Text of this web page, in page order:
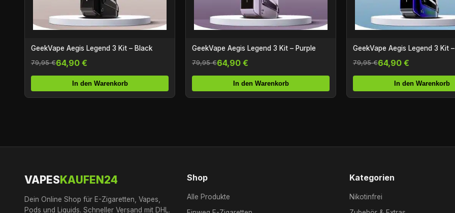
GeekVape Aegis Legend 3 Kit – Black
79,95 €64,90 €
In den Warenkorb
GeekVape Aegis Legend 3 Kit – Purple
79,95 €64,90 €
In den Warenkorb
GeekVape Aegis Legend 3 Kit
79,95 €64,90 €
In den Warenkorb
VAPESKAUFEN24
Dein Online Shop für E-Zigaretten, Vapes,
Pods und Liquids. Schneller Versand mit DHL.
Shop
Alle Produkte
Kategorien
Nikotinfrei